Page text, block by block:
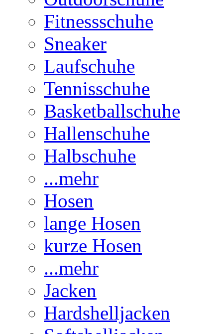
Fitnessschuhe
Sneaker
Laufschuhe
Tennisschuhe
Basketballschuhe
Hallenschuhe
Halbschuhe
...mehr
Hosen
lange Hosen
kurze Hosen
...mehr
Jacken
Hardshelljacken